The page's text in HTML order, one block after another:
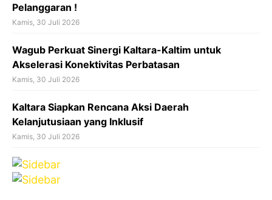
Pelanggaran !
Kamis, 30 Juli 2026
Wagub Perkuat Sinergi Kaltara-Kaltim untuk
Akselerasi Konektivitas Perbatasan
Kamis, 30 Juli 2026
Kaltara Siapkan Rencana Aksi Daerah
Kelanjutusiaan yang Inklusif
Kamis, 30 Juli 2026